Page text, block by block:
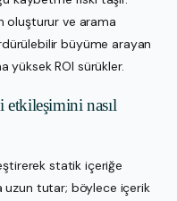
oluşturur ve arama
büyüme arayan
yüksek ROI sürükler.
etkileşimini nasıl
statik içeriğe
uzun tutar; böylece içerik